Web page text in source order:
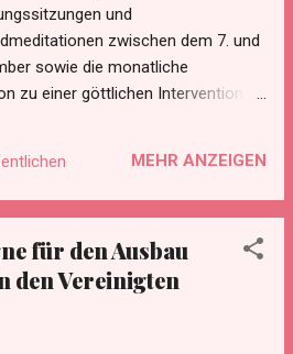
und
zwischen dem 7. und
sowie die monatliche
zu einer göttlichen Intervention
Meistern und Stellaren
Jeden Vollmond bieten die
Japan Official zwei
an, die Menschen auf
MEHR ANZEIGEN
für den Ausbau
den Vereinigten